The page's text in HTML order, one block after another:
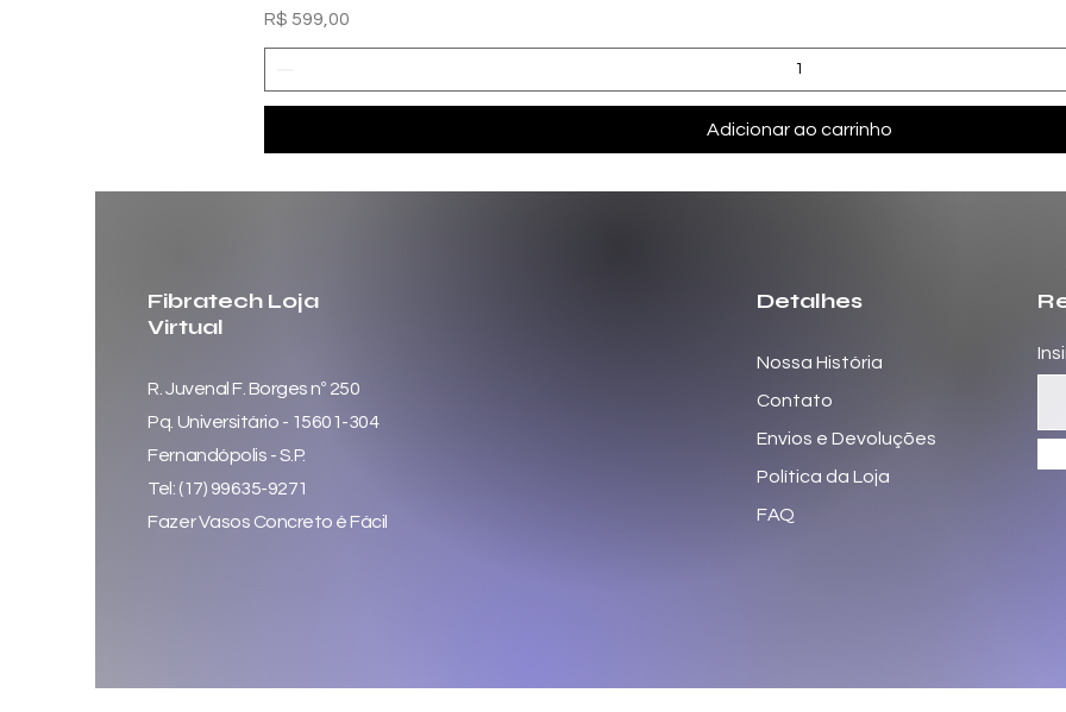
Preço
R$ 599,00
Adicionar ao carrinho
Fibratech Loja
Virtual
R. Juvenal F. Borges nº 250
Pq. Universitário - 15601-304
Fernandópolis - S.P.
Tel: (17) 99635-9271
Fazer Vasos Concreto é Fácil
Detalhes
Nossa História
Contato
Envios e Devoluções
Política da Loja
FAQ